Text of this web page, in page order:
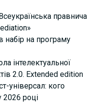
правнича
набір на програму
інтелектуальної
2.0. Extended edition
універсал: кого
2026 році